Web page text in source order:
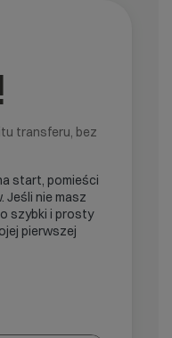
transferu, bez
start, pomieści
Jeśli nie masz
szybki i prosty
pierwszej